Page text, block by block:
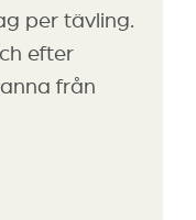
per tävling.
efter
från